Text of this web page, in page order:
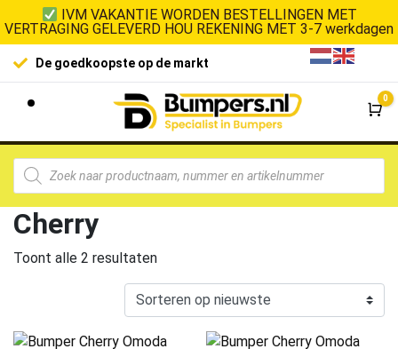
IVM VAKANTIE WORDEN BESTELLINGEN MET
VERTRAGING GELEVERD HOU REKENING MET 3-7 werkdagen
De goedkoopste op de markt
0
Cherry
Toont alle 2 resultaten